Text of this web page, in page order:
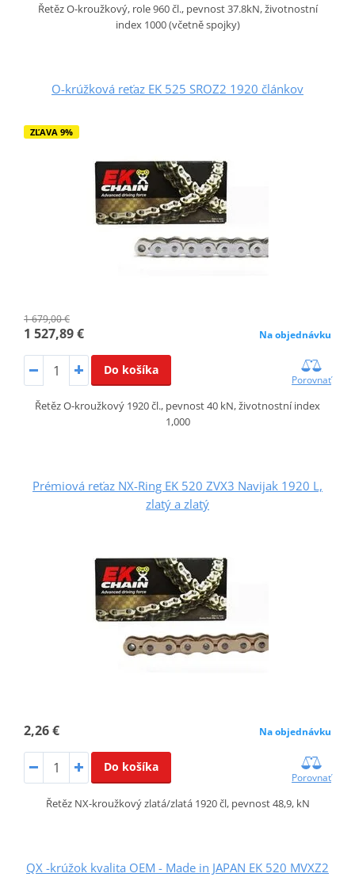
Řetěz O-kroužkový, role 960 čl., pevnost 37.8kN, životnostní
index 1000 (včetně spojky)
O-krúžková reťaz EK 525 SROZ2 1920 článkov
ZĽAVA 9%
1 679,00 €
1 527,89 € Na objednávku
Do košíka
Porovnať
Řetěz O-kroužkový 1920 čl., pevnost 40 kN, životnostní index
1,000
Prémiová reťaz NX-Ring EK 520 ZVX3 Navijak 1920 L,
zlatý a zlatý
2,26 € Na objednávku
Do košíka
Porovnať
Řetěz NX-kroužkový zlatá/zlatá 1920 čl, pevnost 48,9, kN
QX -krúžok kvalita OEM - Made in JAPAN EK 520 MVXZ2